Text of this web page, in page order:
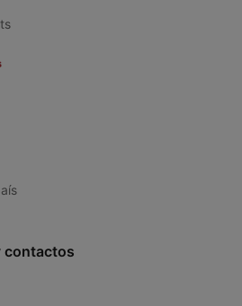
contactos